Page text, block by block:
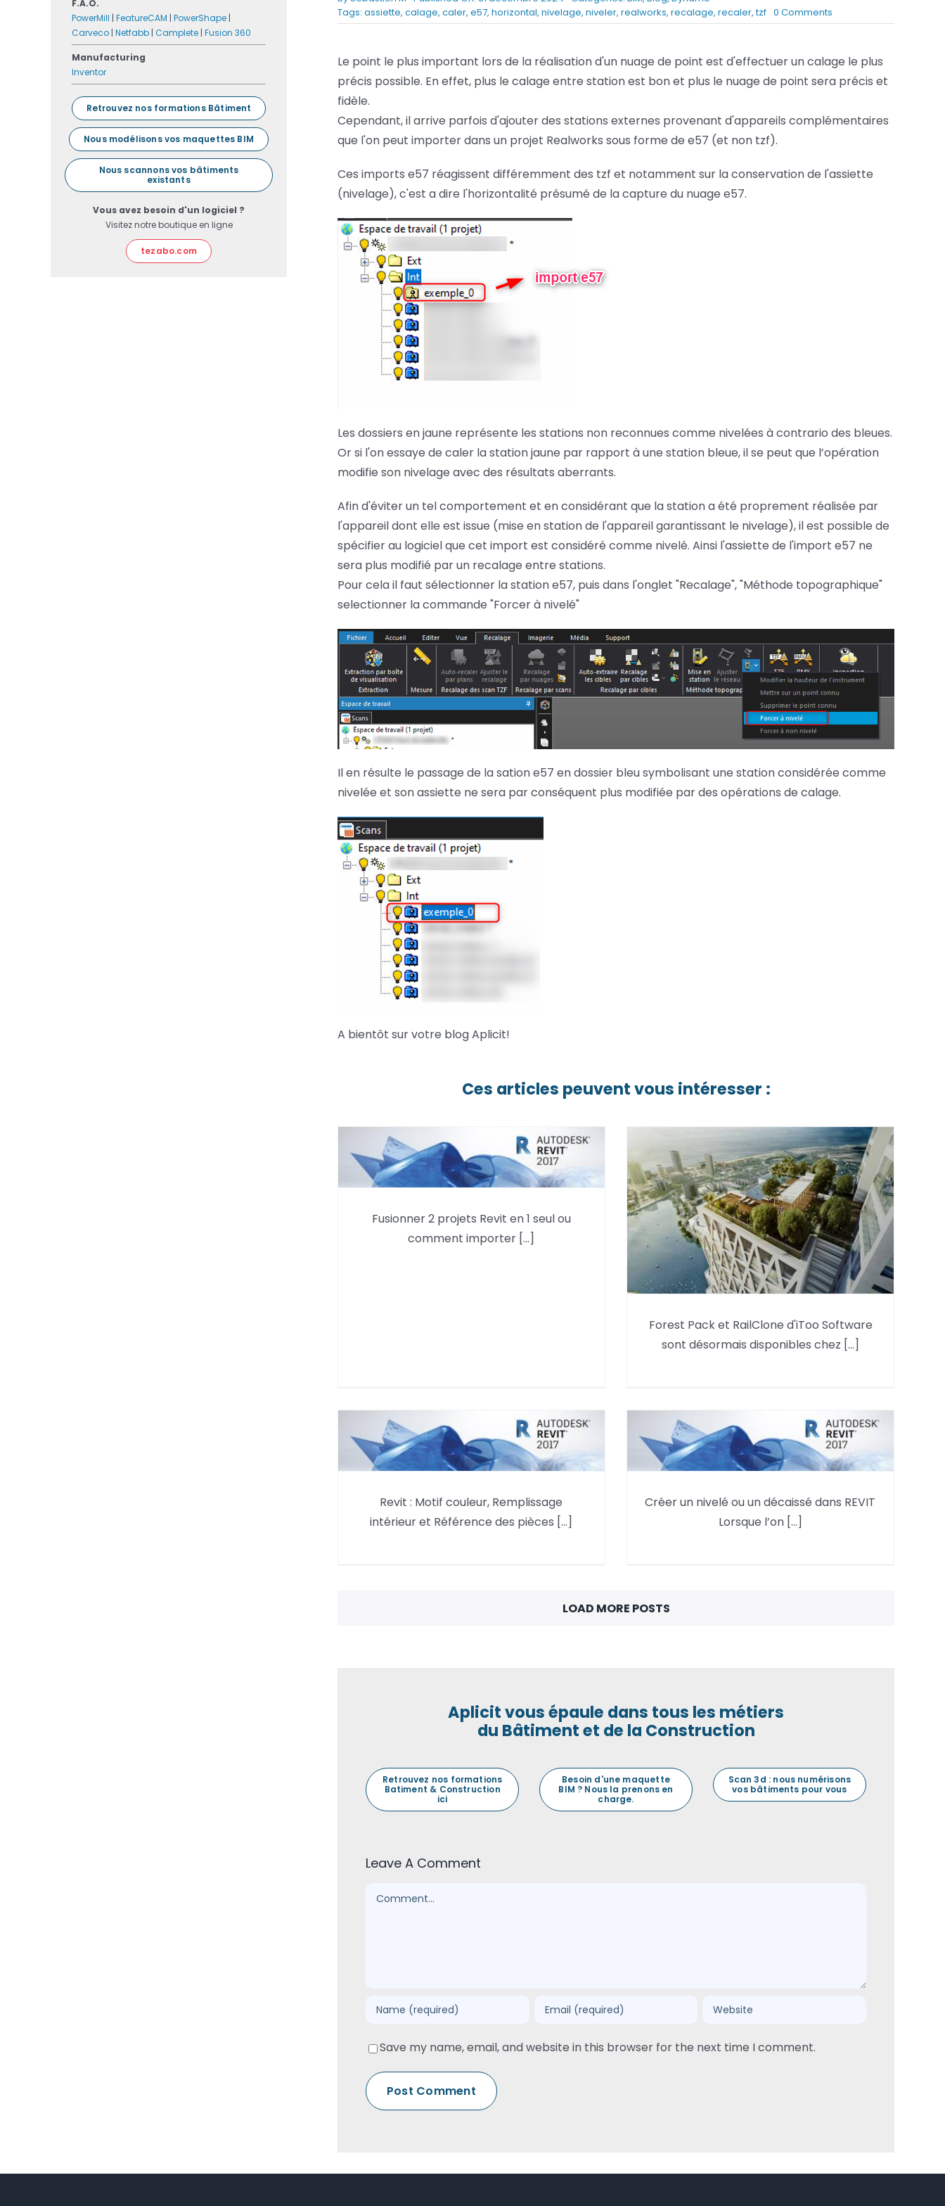
Netfabb Services FAO
Camplete
Netfabb
Tags: assiette, calage, caler, e57, horizontal, nivelage, niveler, realworks, recalage, recaler,tzf 0 Commentson
RealWorks
un
e57
Le point le plus important lors de la réalisation d'un nuage de point est d'effectuer un calage le plus
précis possible. En effet, plus le calage entre station est bon et plus le nuage de point sera précis et
fidèle.
Cependant, il arrive parfois d'ajouter des stations externes provenant d'appareils complémentaires
que l'on peut importer dans un projet Realworks sous forme de e57 (et non tzf).
Ces imports e57 réagissent différemment des tzf et notamment sur la conservation de l'assiette
(nivelage), c'est a dire l'horizontalité présumé de la capture du nuage e57.
Les dossiers en jaune représente les stations non reconnues comme nivelées à contrario des bleues.
Or si l'on essaye de caler la station jaune par rapport à une station bleue, il se peut que l’opération
modifie son nivelage avec des résultats aberrants.
Afin d'éviter un tel comportement et en considérant que la station a été proprement réalisée par
l'appareil dont elle est issue (mise en station de l'appareil garantissant le nivelage), il est possible de
spécifier au logiciel que cet import est considéré comme nivelé. Ainsi l'assiette de l'import e57 ne
sera plus modifié par un recalage entre stations.
Pour cela il faut sélectionner la station e57, puis dans l'onglet "Recalage", "Méthode topographique"
selectionner la commande "Forcer à nivelé"
Il en résulte le passage de la sation e57 en dossier bleu symbolisant une station considérée comme
nivelée et son assiette ne sera par conséquent plus modifiée par des opérations de calage.
A bientôt sur votre blog Aplicit!
Ces articles peuvent vous intéresser :
Fusionner 2 projets Revit en 1
seul
Fusionner 2 projets Revit en 1 seul ou
comment importer [...]
Forest Pack et RailClone d'iToo Software
sont désormais disponibles chez [...]
Remplissage intérieur et
Référence des pièces
Revit : Motif couleur, Remplissage
intérieur et Référence des pièces [...]
Créer un nivelé ou un décaissé
dans REVIT
Créer un nivelé ou un décaissé dans REVIT
Lorsque l’on [...]
LOAD MORE POSTS
Aplicit vous épaule dans tous les métiers
du Bâtiment et de la Construction
Retrouvez nos formations
Batiment & Construction
ici
Besoin d'une maquette
BIM ? Nous la prenons en
charge.
Scan 3d : nous numérisons
vos bâtiments pour vous
Leave A Comment
Comment
Save my name, email, and website in this browser for the next time I comment.
F.A.O.
PowerMill | FeatureCAM | PowerShape |
Carveco | Netfabb | Camplete | Fusion 360
Manufacturing
Inventor
Retrouvez nos formations Bâtiment
Nous modélisons vos maquettes BIM
Nous scannons vos bâtiments
existants
Vous avez besoin d'un logiciel ?
Visitez notre boutique en ligne
tezabo.com